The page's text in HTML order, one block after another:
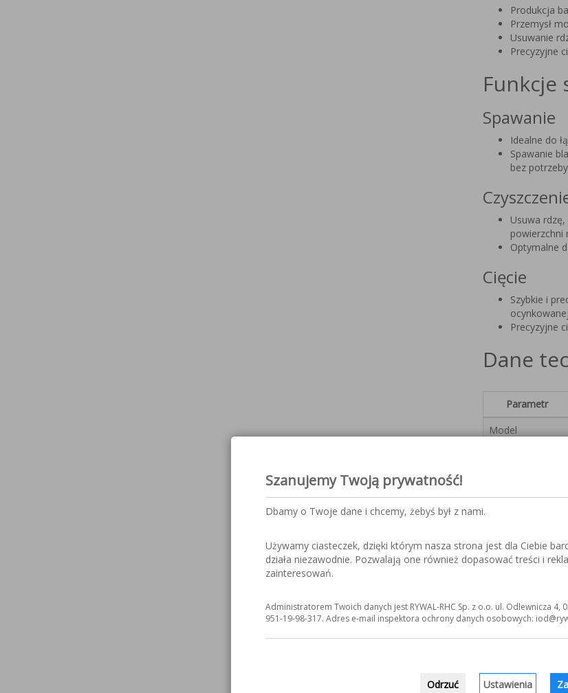
Produkcja
Przemysł
Usuwanie
Precyzyjne
Funkcje
Spawanie
Idealne do
Spawanie
bez
Usuwa
powierzchni
Optymalne
Cięcie
Szybkie i
Precyzyjne
Dane
Parametr
Model
Prędkość
Wymiary
(DxSxW)
Szanujemy Twoją prywatność!
Dbamy o Twoje dane i chcemy, żebyś był z nami.
Używamy ciasteczek, dzięki którym nasza strona jest dla Ciebie
działa niezawodnie. Pozwalają one również dopasować treści i
zainteresowań.
Administratorem Twoich danych jest RYWAL-RHC Sp. z o.o. ul. Odlewnicza 4,
951-19-98-317. Adres e-mail inspektora ochrony danych osobowych:
Odrzuć Ustawienia